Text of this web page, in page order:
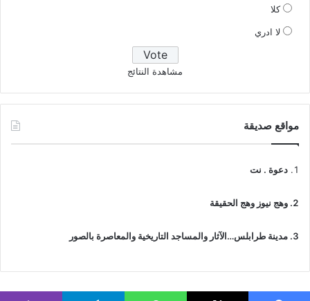
كلا
لا ادري
مشاهدة النتائج
مواقع صديقة
دعوة . نت
وهج نيوز وهج الحقيقة
مدينة طرابلس…الآثار والمساجد التاريخية والمعاصرة بالصور